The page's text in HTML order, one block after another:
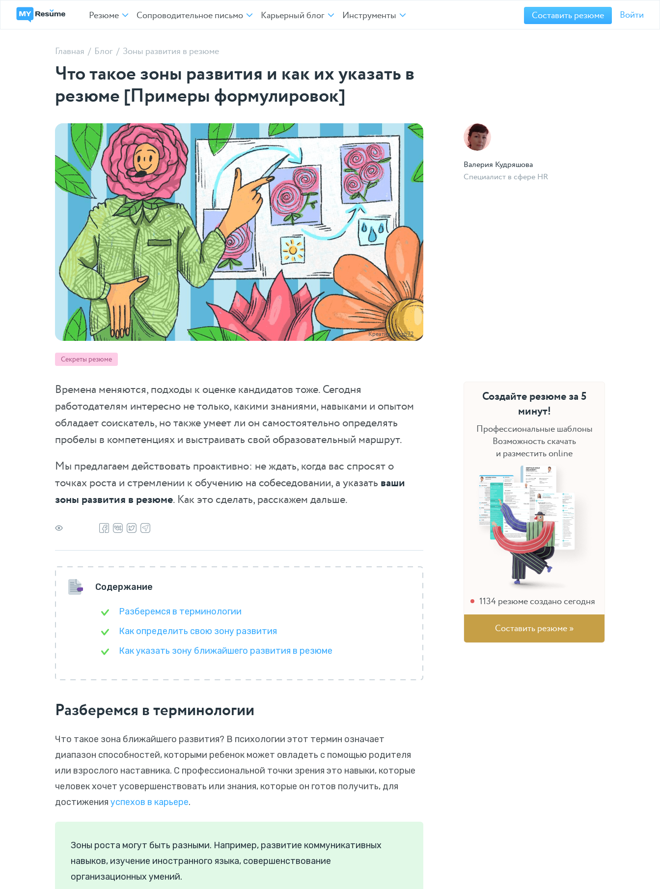
Резюме Сопроводительное письмо Карьерный блог Инструменты Составить резюме Войти
Главная / Блог / Зоны развития в резюме
Что такое зоны развития и как их указать в
резюме [Примеры формулировок]
Креатив:@kzb72
Секреты резюме
Валерия Кудряшова
Специалист в сфере HR
Времена меняются, подходы к оценке кандидатов тоже. Сегодня
работодателям интересно не только, какими знаниями, навыками и опытом
обладает соискатель, но также умеет ли он самостоятельно определять
пробелы в компетенциях и выстраивать свой образовательный маршрут.
Мы предлагаем действовать проактивно: не ждать, когда вас спросят о
точках роста и стремлении к обучению на собеседовании, а указать ваши
зоны развития в резюме. Как это сделать, расскажем дальше.
Содержание
Разберемся в терминологии
Как определить свою зону развития
Как указать зону ближайшего развития в резюме
Разберемся в терминологии
Что такое зона ближайшего развития? В психологии этот термин означает
диапазон способностей, которыми ребенок может овладеть с помощью родителя
или взрослого наставника. С профессиональной точки зрения это навыки, которые
человек хочет усовершенствовать или знания, которые он готов получить, для
достижения успехов в карьере.
Зоны роста могут быть разными. Например, развитие коммуникативных
навыков, изучение иностранного языка, совершенствование
организационных умений.
Создайте резюме за 5
минут!
Профессиональные шаблоны
Возможность скачать
и разместить online
1134 резюме создано сегодня
Составить резюме »